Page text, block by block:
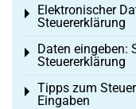
Elektronischer
Steuererklärung
Toggle menu
Daten eingeben:
Steuererklärung
Toggle menu
Tipps zum
Eingaben
Toggle menu